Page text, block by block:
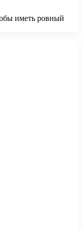
иметь ровный